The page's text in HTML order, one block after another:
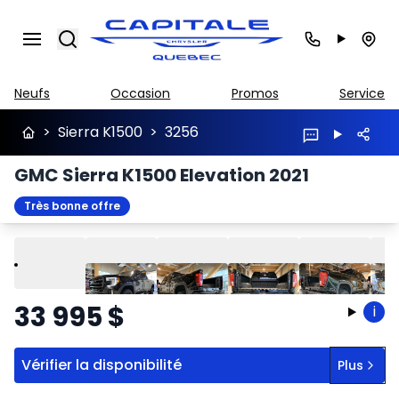
Search
Neufs Occasion Promos Service
> Sierra K1500 > 3256
GMC Sierra K1500 Elevation 2021
Très bonne offre
Lire Précédent
Suivant
33 995$ i
Vérifier la disponibilité Plus